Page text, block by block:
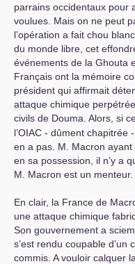
parrains occidentaux pour
voulues. Mais on ne peut
l’opération a fait chou
du monde libre, cet
événements de la Ghouta
Français ont la mémoire
président qui affirmait
attaque chimique
civils de Douma. Alors, si
l’OIAC - dûment chapitrée -
en a pas. M. Macron ayant
en sa possession, il n’y a
M. Macron est un menteur.
En clair, la France de
une attaque chimique
Son gouvernement a
s’est rendu coupable d’un
commis. A vouloir calquer